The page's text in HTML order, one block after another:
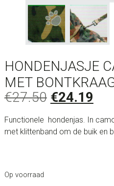
HONDENJASJE
MET
€27.50
was:
€27.50.
€24.19
is:
Functionele hondenjas. In
met klittenband om de buik en
Op voorraad